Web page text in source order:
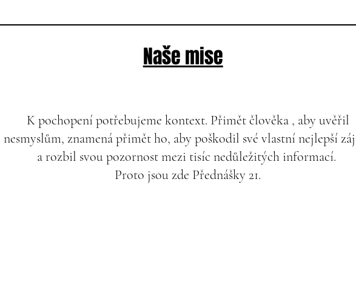
Naše mise
K pochopení potřebujeme kontext. Přimět člověka , aby uvěřil
nesmyslům, znamená přimět ho, aby poškodil své vlastní nejlepší
a rozbil svou pozornost mezi tisíc nedůležitých informací.
Proto jsou zde Přednášky 21.